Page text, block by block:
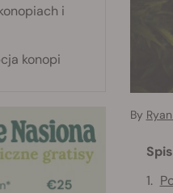
By
i
konopi